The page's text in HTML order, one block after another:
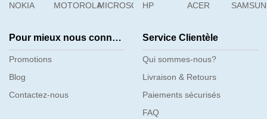
NOKIA
MOTOROLAMICROSOFTHP
ACER
Pour mieux nous connaître
Promotions
Blog
Contactez-nous
Service Clientèle
Qui sommes-nous?
Livraison & Retours
Paiements sécurisés
FAQ